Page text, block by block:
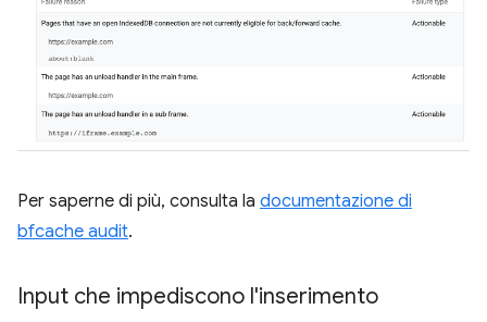
Per saperne di più, consulta la documentazione di
bfcache audit.
Input che impediscono l'inserimento